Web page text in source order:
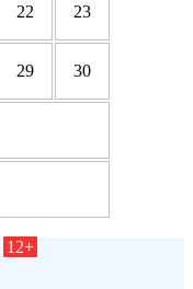
22 23
29 30
12+